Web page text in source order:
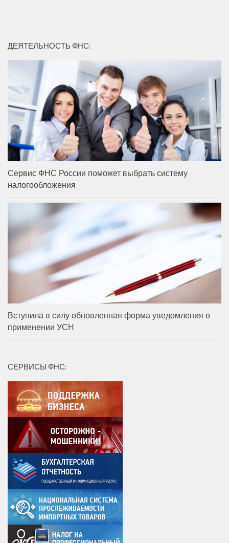
ДЕЯТЕЛЬНОСТЬ ФНС:
Сервис ФНС России поможет выбрать систему
налогообложения
Вступила в силу обновленная форма уведомления о
применении УСН
СЕРВИСЫ ФНС: